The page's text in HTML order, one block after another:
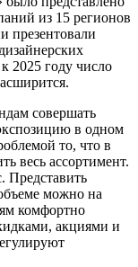
из 15 регионов
презентовали
2025 году число
совершать
в одном
то, что в
весь ассортимент.
Представить
можно на
комфортно
акциями и